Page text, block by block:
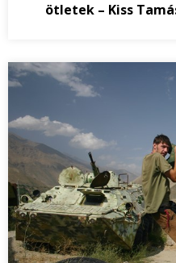
ötletek – Kiss